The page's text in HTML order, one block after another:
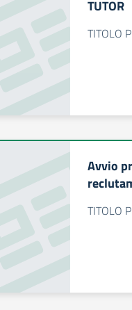
TUTOR
TITOLO
Avvio
TITOLO